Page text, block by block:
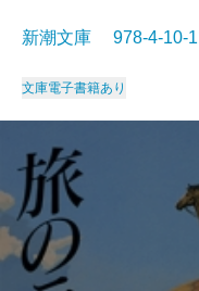
新潮文庫 978-4-
文庫電子書籍あり